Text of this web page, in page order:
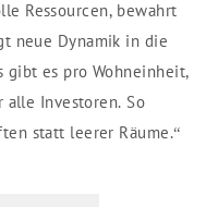
Ressourcen, bewahrt
neue Dynamik in die
gibt es pro Wohneinheit,
alle Investoren. So
statt leerer Räume.“